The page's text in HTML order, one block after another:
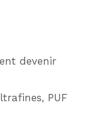
devenir
PUF